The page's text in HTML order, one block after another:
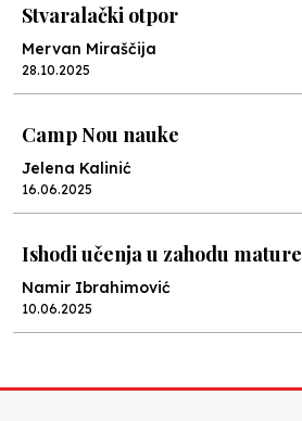
Stvaralački otpor
Mervan Miraščija
28.10.2025
Camp Nou nauke
Jelena Kalinić
16.06.2025
Ishodi učenja u zahodu mature
Namir Ibrahimović
10.06.2025